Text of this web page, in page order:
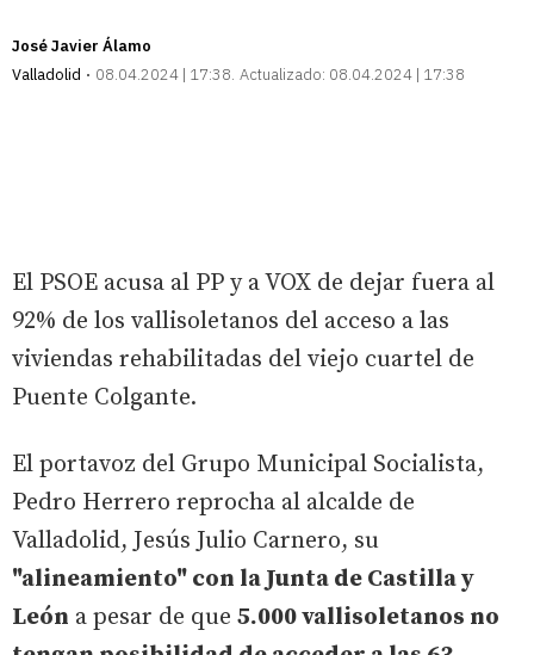
José Javier Álamo
Valladolid
08.04.2024 | 17:38 Actualizado: 08.04.2024 | 17:38
El PSOE acusa al PP y a VOX de dejar fuera al
92% de los vallisoletanos del acceso a las
viviendas rehabilitadas del viejo cuartel de
Puente Colgante.
El portavoz del Grupo Municipal Socialista,
Pedro Herrero reprocha al alcalde de
Valladolid, Jesús Julio Carnero, su
"alineamiento" con la Junta de Castilla y
León a pesar de que 5.000 vallisoletanos no